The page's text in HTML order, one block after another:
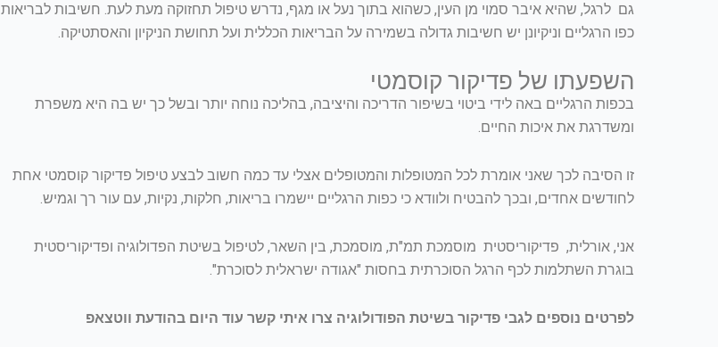
גם לרגל, שהיא איבר סמוי מן העין, כשהוא בתוך נעל או מגף, נדרש טיפול תחזוקה מעת לעת. חשיבות לבריאות
כפו הרגליים וניקיונן יש חשיבות גדולה בשמירה על הבריאות הכללית ועל תחושת הניקיון והאסתטיקה.
השפעתו של פדיקור קוסמטי
בכפות הרגליים באה לידי ביטוי בשיפור הדריכה והיציבה, בהליכה נוחה יותר ובשל כך יש בה היא משפרת
ומשדרגת את איכות החיים.
זו הסיבה לכך שאני אומרת לכל המטופלות והמטופלים אצלי עד כמה חשוב לבצע טיפול פדיקור קוסמטי אחת
לחודשים אחדים, ובכך להבטיח ולוודא כי כפות הרגליים יישמרו בריאות, חלקות, נקיות, עם עור רך וגמיש.
אני, אורלית, פדיקוריסטית מוסמכת תמ"ת, מוסמכת, בין השאר, לטיפול בשיטת הפדולוגיה ופדיקוריסטית
בוגרת השתלמות לכף הרגל הסוכרתית בחסות "אגודה ישראלית לסוכרת".
לפרטים נוספים לגבי פדיקור בשיטת הפודולוגיה צרו איתי קשר עוד היום בהודעת ווטצאפ